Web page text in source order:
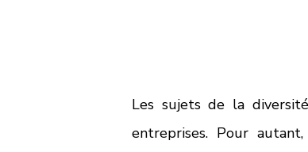
Les sujets de la
entreprises. Pour